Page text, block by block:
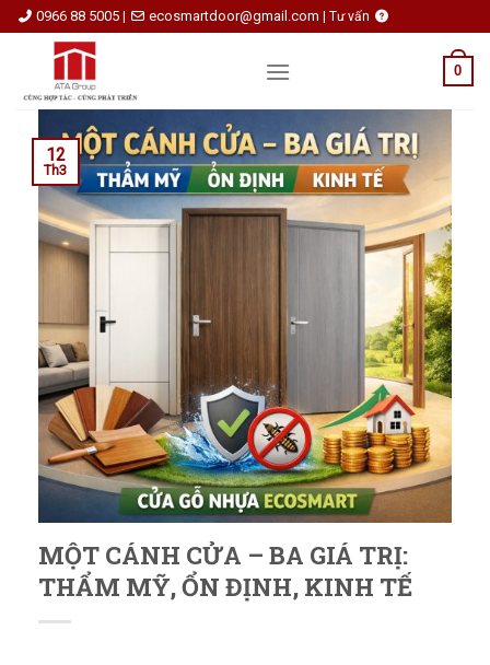
Skip
to
0966 88 5005 | ecosmartdoor@gmail.com | Tư vấn
0
MỘT CÁNH CỬA – BA GIÁ TRỊ:
THẨM MỸ, ỔN ĐỊNH, KINH TẾ
12
Th3